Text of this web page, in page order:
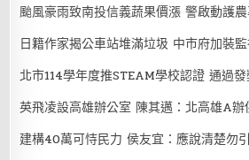
颱風豪雨致南投信義蔬果價漲 警啟動護
日籍作家揭公車站堆滿垃圾 中市府加裝
北市114學年度推STEAM學校認證 通過
英飛凌設高雄辦公室 陳其邁：北高雄A辦
建構40萬可恃民力 侯友宜：應說清楚勿